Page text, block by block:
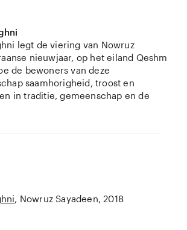
legt de viering van Nowruz
nieuwjaar, op het eiland Qeshm
de bewoners van deze
saamhorigheid, troost en
in traditie, gemeenschap en de
Nowruz Sayadeen 2018